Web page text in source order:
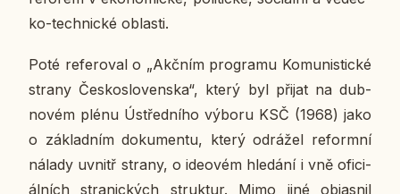
ko-tech­nic­ké ob­las­ti.
Poté re­fe­ro­val o „Akčním pro­gra­mu Ko­mu­nis­tic­ké
strany Čes­ko­slo­ven­ska“, který byl přijat na dub­
no­vém plénu Ústřed­ní­ho výboru KSČ (1968) jako
o zá­klad­ním do­ku­men­tu, který od­rá­žel re­form­ní
nálady uvnitř strany, o ide­o­vém hle­dá­ní i vně ofi­ci­
ál­ních stra­nic­kých struk­tur. Mimo jiné ob­jas­nil